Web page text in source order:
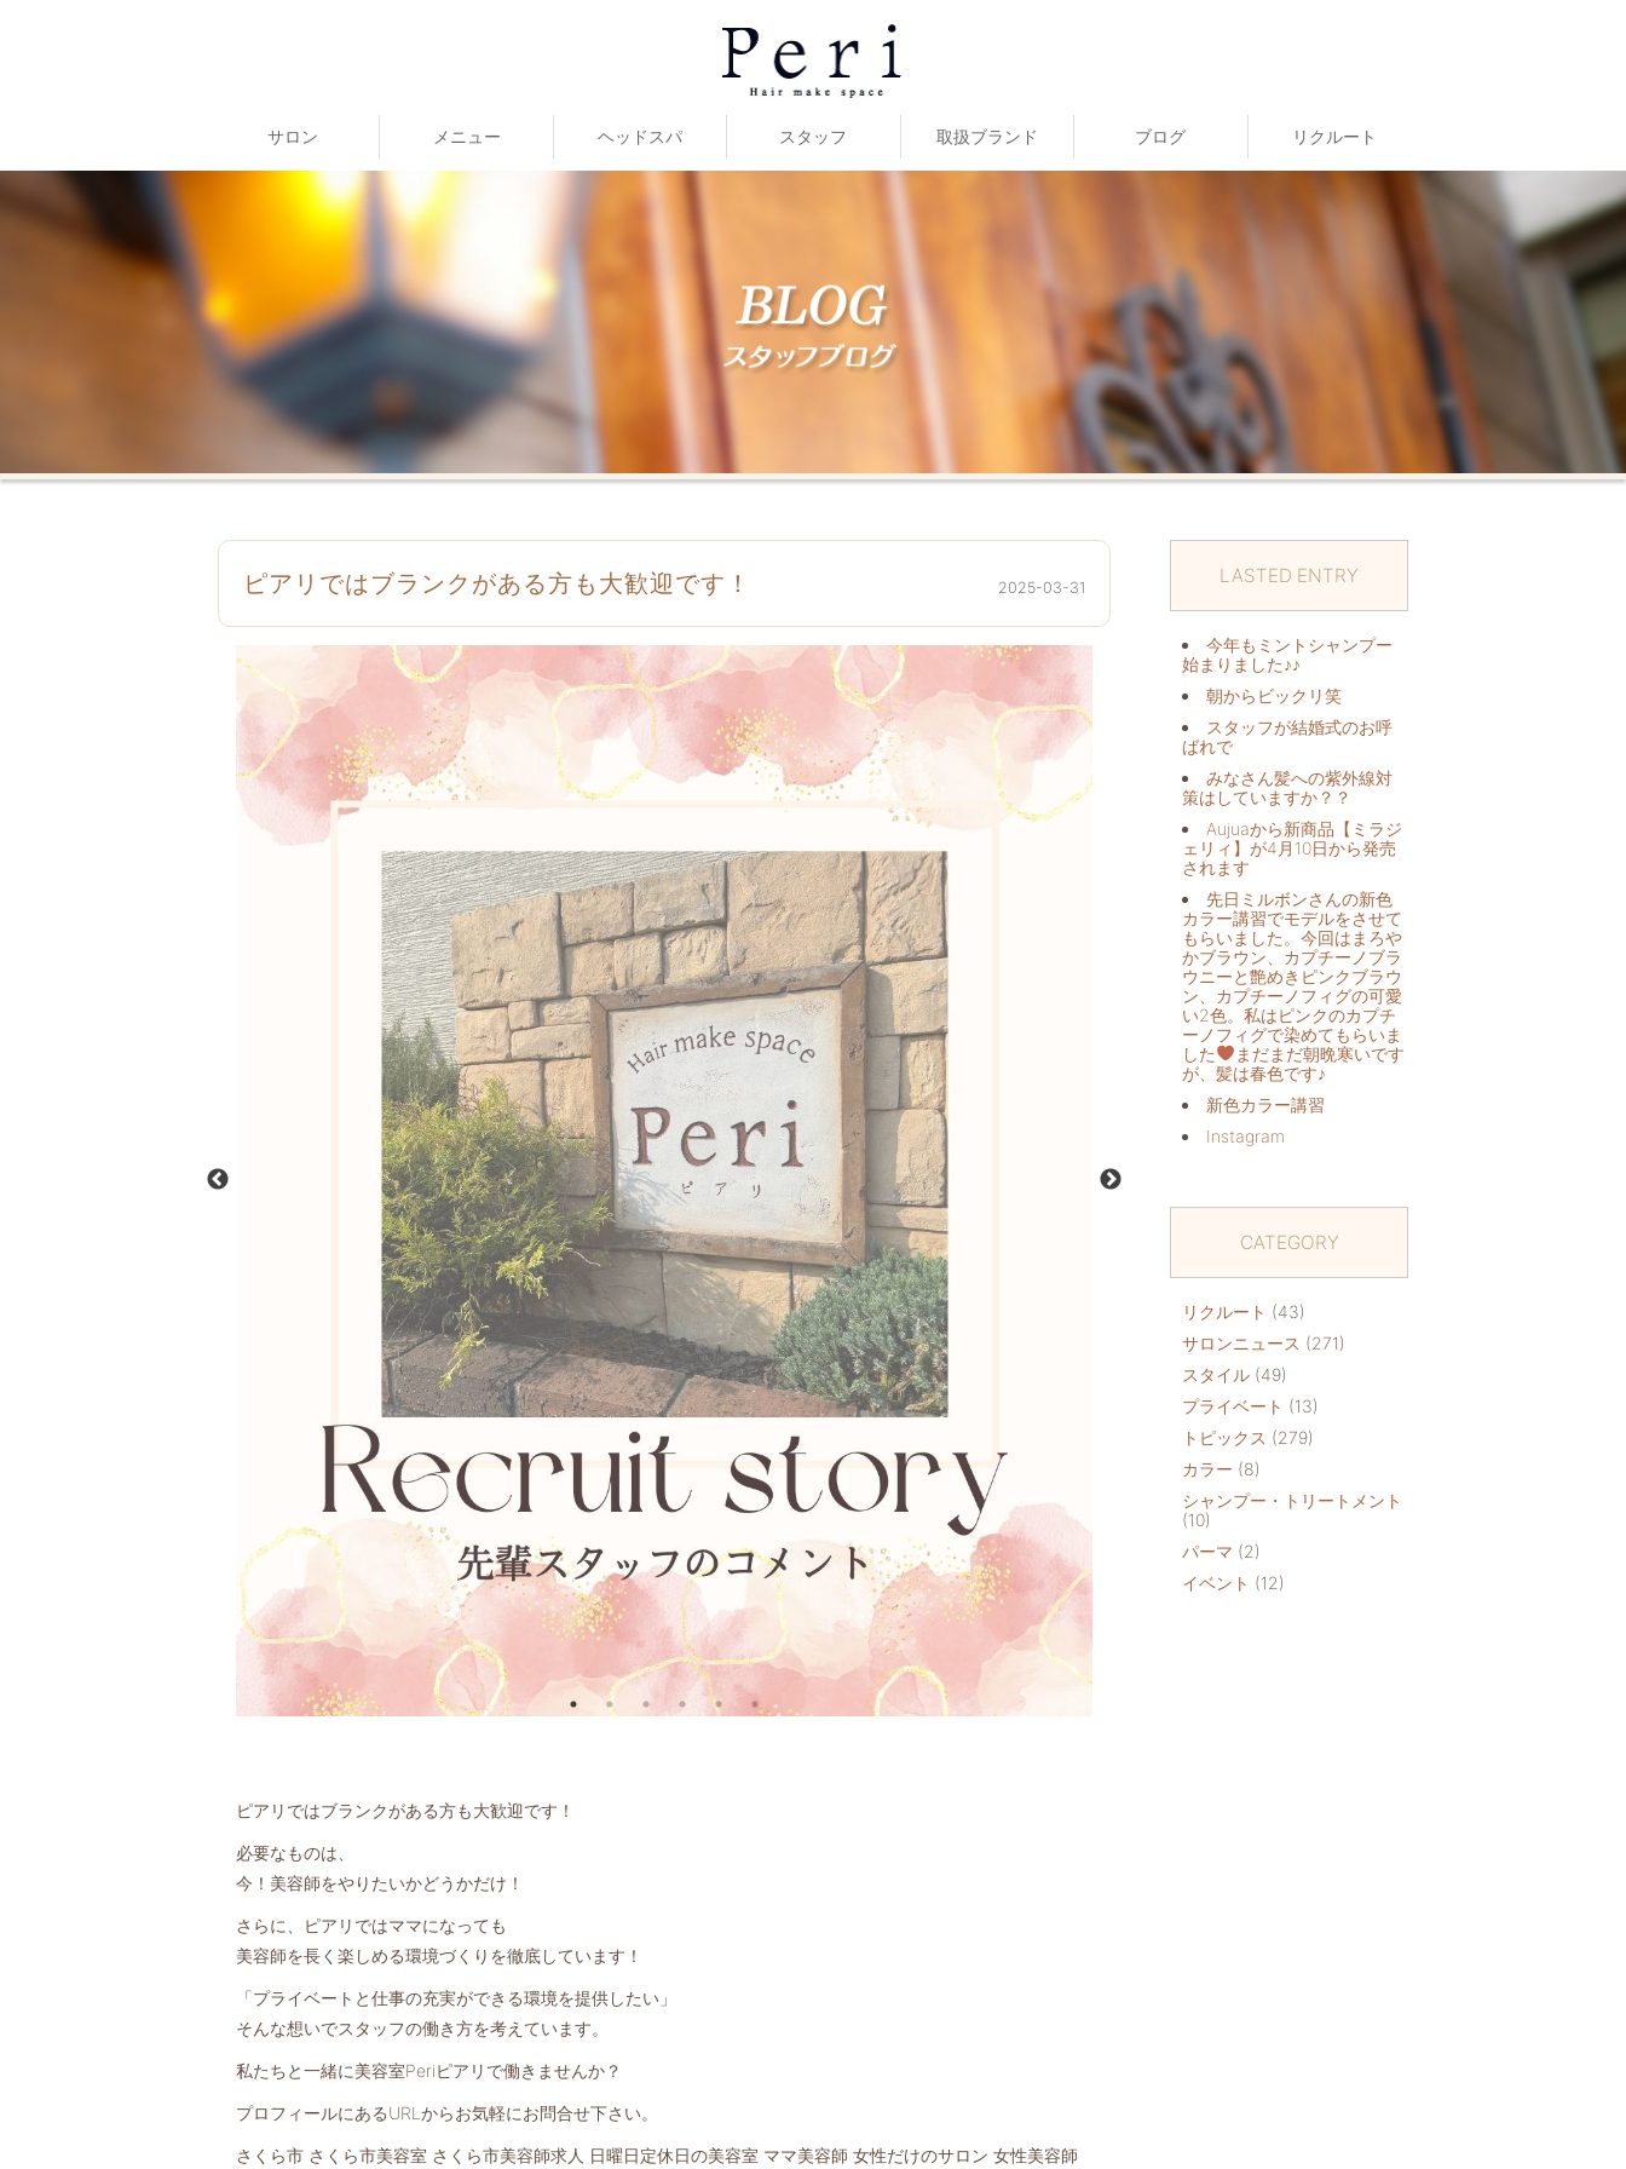
サロン メニュー ヘッドスパ スタッフ 取扱ブランド ブログ リクルート
ピアリではブランクがある方も大歓迎です！ 2025-03-31
ピアリではブランクがある方も大歓迎です！
必要なものは、
今！美容師をやりたいかどうかだけ！
さらに、ピアリではママになっても
美容師を長く楽しめる環境づくりを徹底しています！
「プライベートと仕事の充実ができる環境を提供したい」
そんな想いでスタッフの働き方を考えています。
私たちと一緒に美容室Periピアリで働きませんか？
プロフィールにあるURLからお気軽にお問合せ下さい。
さくら市 さくら市美容室 さくら市美容師求人 日曜日定休日の美容室 ママ美容師 女性だけのサロン 女性美容師
LASTED ENTRY
今年もミントシャンプー
始まりました♪♪
朝からビックリ️笑
スタッフが結婚式のお呼
ばれで
みなさん髪への紫外線対
策はしていますか？？
Aujuaから新商品【ミラジ
ェリィ】が4月10日から発売
されます
先日ミルボンさんの新色
カラー講習でモデルをさせて
もらいました。今回はまろや
かブラウン、カプチーノブラ
ウニーと艶めきピンクブラウ
ン、カプチーノフィグの可愛
い2色。私はピンクのカプチ
ーノフィグで染めてもらいま
した
まだまだ朝晩寒いです
が、髪は春色です♪
新色カラー講習
Instagram
CATEGORY
リクルート (43)
サロンニュース (271)
スタイル (49)
プライベート (13)
トピックス (279)
カラー (8)
シャンプー・トリートメント
(10)
パーマ (2)
イベント (12)